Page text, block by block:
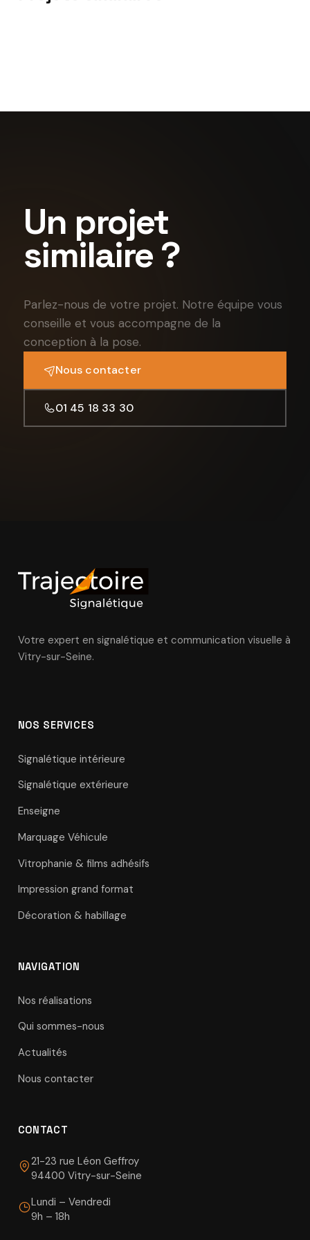
Enseigne
Un projet
similaire ?
Parlez-nous de votre projet. Notre équipe vous
conseille et vous accompagne de la
conception à la pose.
Nous contacter
01 45 18 33 30
Votre expert en signalétique et communication visuelle à
Vitry-sur-Seine.
NOS SERVICES
Signalétique intérieure
Signalétique extérieure
Enseigne
Marquage Véhicule
Vitrophanie & films adhésifs
Impression grand format
Décoration & habillage
NAVIGATION
Nos réalisations
Qui sommes-nous
Actualités
Nous contacter
CONTACT
21-23 rue Léon Geffroy
94400 Vitry-sur-Seine
Lundi – Vendredi
9h – 18h